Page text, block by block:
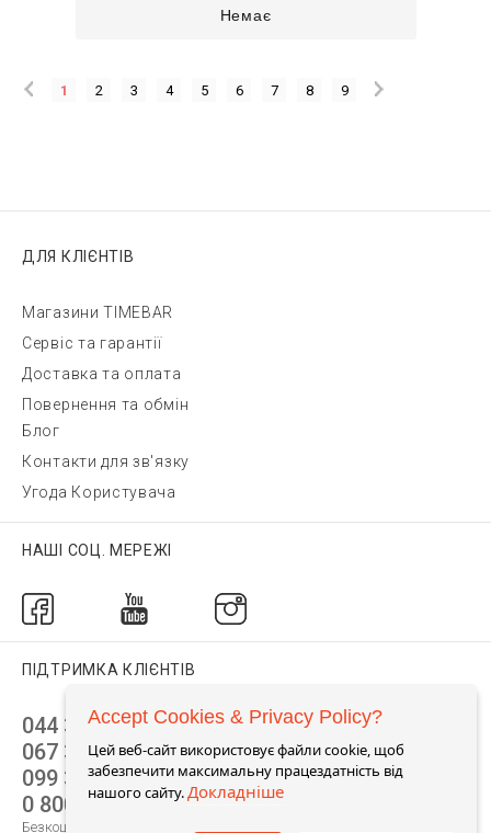
Немає
1 2 3 4 5 6 7 8 9
ДЛЯ КЛІЄНТІВ
Магазини TIMEBAR
Сервіс та гарантії
Доставка та оплата
Повернення та обмін
Блог
Контакти для зв'язку
Угода Користувача
НАШІ СОЦ. МЕРЕЖІ
ПІДТРИМКА КЛІЄНТІВ
044 392 44 45
067 344 14 44 (viber)
099 399 23 80
0 800 305 805
Безкоштовно по Україні
Accept Cookies & Privacy Policy?
Цей веб-сайт використовує файли cookie, щоб
забезпечити максимальну працездатність від
нашого сайту.Докладніше